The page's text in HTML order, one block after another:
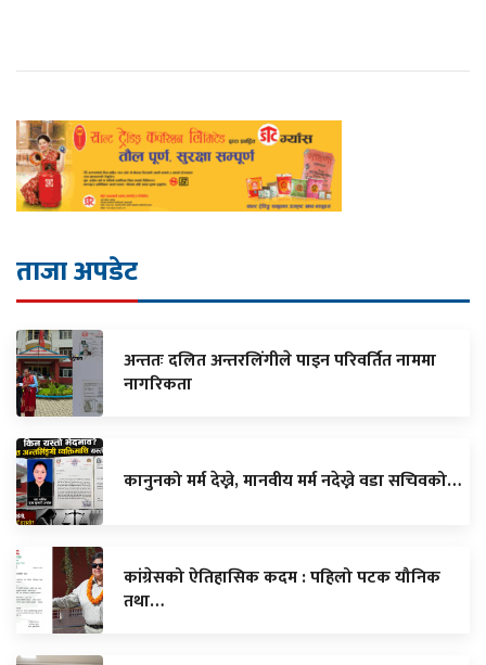
ताजा अपडेट
अन्ततः दलित अन्तरलिंगीले पाइन परिवर्तित नाममा
नागरिकता
कानुनको मर्म देख्ने, मानवीय मर्म नदेख्ने वडा सचिवको…
कांग्रेसको ऐतिहासिक कदम : पहिलो पटक यौनिक
तथा…